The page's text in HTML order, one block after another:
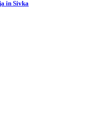
in Sivka